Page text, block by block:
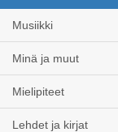
Musiikki
Minä ja muut
Mielipiteet
Lehdet ja kirjat